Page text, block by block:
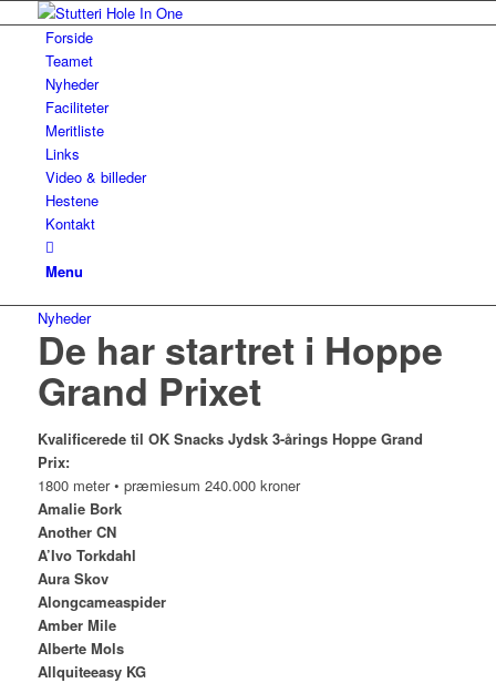
Forside
Teamet
Nyheder
Faciliteter
Meritliste
Links
Video & billeder
Hestene
Kontakt
Menu
Nyheder
De har startret i Hoppe
Grand Prixet
Kvalificerede til OK Snacks Jydsk 3-årings Hoppe Grand
Prix:
1800 meter • præmiesum 240.000 kroner
Amalie Bork
Another CN
A’Ivo Torkdahl
Aura Skov
Alongcameaspider
Amber Mile
Alberte Mols
Allquiteeasy KG